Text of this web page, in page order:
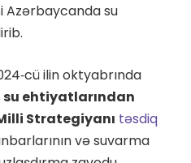
Azərbaycanda su
ilin oktyabrında
su ehtiyatlarından
Strategiyanı təsdiq
və suvarma